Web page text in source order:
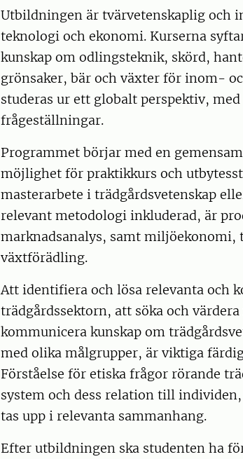
Utbildningen är tvärvetenskaplig och
teknologi och ekonomi. Kurserna
kunskap om odlingsteknik, skörd,
grönsaker, bär och växter för inom-
studeras ur ett globalt perspektiv,
frågeställningar.
Programmet börjar med en
möjlighet för praktikkurs och
masterarbete i trädgårdsvetenskap
relevant metodologi inkluderad, är
marknadsanalys, samt
växtförädling.
Att identifiera och lösa relevanta och
trädgårdssektorn, att söka och
kommunicera kunskap om
med olika målgrupper, är viktiga
Förståelse för etiska frågor rörande
system och dess relation till
tas upp i relevanta sammanhang.
Efter utbildningen ska studenten ha